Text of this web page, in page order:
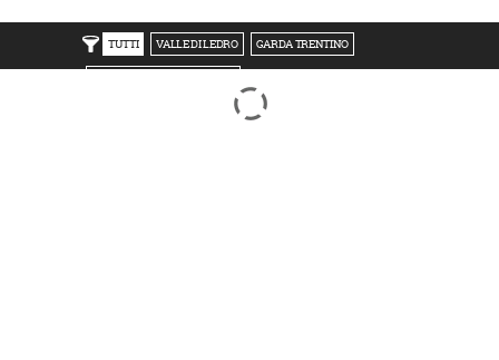
TUTTI VALLE DI LEDRO GARDA TRENTINO
ROVERETO M.BALDO V/GRESTA